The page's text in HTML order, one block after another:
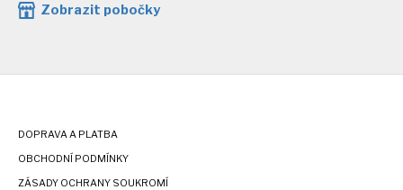
Zobrazit pobočky
DOPRAVA A PLATBA
OBCHODNÍ PODMÍNKY
ZÁSADY OCHRANY SOUKROMÍ